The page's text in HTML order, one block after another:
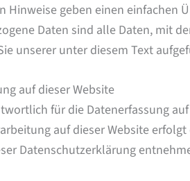
Hinweise geben einen einfachen
Daten sind alle Daten, mit
unserer unter diesem Text
auf dieser Website
für die Datenerfassung
auf dieser Website
Datenschutzerklärung